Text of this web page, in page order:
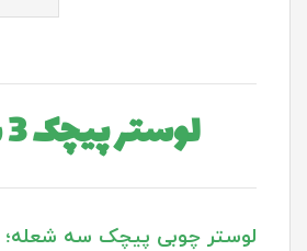
لوستر پیچک 3 شعله
لوستر چوبی پیچک سه شعله؛